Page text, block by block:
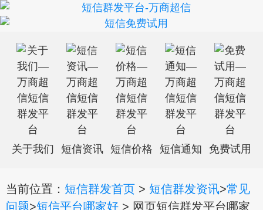
关于我们 短信资讯 短信价格 短信通知 免费试用
当前位置： 短信群发首页 > 短信群发资讯>常见
问题>短信平台哪家好 > 网页短信群发平台哪家